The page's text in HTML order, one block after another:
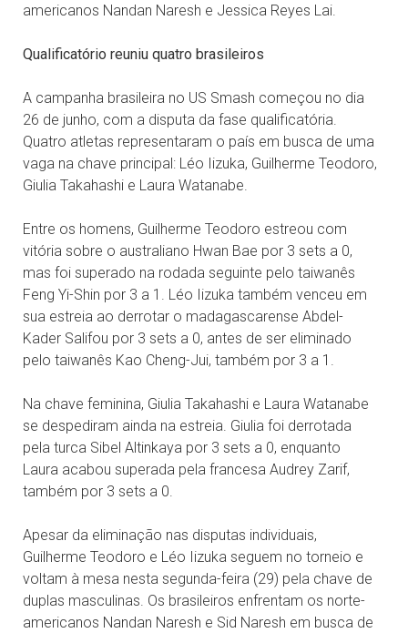
americanos Nandan Naresh e Jessica Reyes Lai.
Qualificatório reuniu quatro brasileiros
A campanha brasileira no US Smash começou no dia
26 de junho, com a disputa da fase qualificatória.
Quatro atletas representaram o país em busca de uma
vaga na chave principal: Léo Iizuka, Guilherme Teodoro,
Giulia Takahashi e Laura Watanabe.
Entre os homens, Guilherme Teodoro estreou com
vitória sobre o australiano Hwan Bae por 3 sets a 0,
mas foi superado na rodada seguinte pelo taiwanês
Feng Yi-Shin por 3 a 1. Léo Iizuka também venceu em
sua estreia ao derrotar o madagascarense Abdel-
Kader Salifou por 3 sets a 0, antes de ser eliminado
pelo taiwanês Kao Cheng-Jui, também por 3 a 1.
Na chave feminina, Giulia Takahashi e Laura Watanabe
se despediram ainda na estreia. Giulia foi derrotada
pela turca Sibel Altinkaya por 3 sets a 0, enquanto
Laura acabou superada pela francesa Audrey Zarif,
também por 3 sets a 0.
Apesar da eliminação nas disputas individuais,
Guilherme Teodoro e Léo Iizuka seguem no torneio e
voltam à mesa nesta segunda-feira (29) pela chave de
duplas masculinas. Os brasileiros enfrentam os norte-
americanos Nandan Naresh e Sid Naresh em busca de